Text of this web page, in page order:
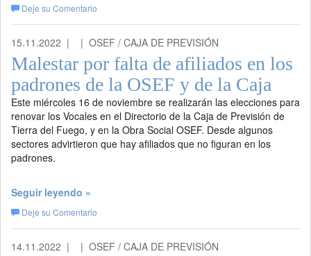
Deje su Comentario
15.11.2022 | | OSEF / CAJA DE PREVISIÓN
Malestar por falta de afiliados en los
padrones de la OSEF y de la Caja
Este miércoles 16 de noviembre se realizarán las elecciones para
renovar los Vocales en el Directorio de la Caja de Previsión de
Tierra del Fuego, y en la Obra Social OSEF. Desde algunos
sectores advirtieron que hay afiliados que no figuran en los
padrones.
Seguir leyendo »
Deje su Comentario
14.11.2022 | | OSEF / CAJA DE PREVISIÓN